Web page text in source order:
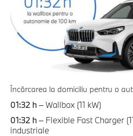
Încărcarea la domiciliu pentru o
01:32 h– Wallbox (11 kW)
01:32 h– Flexible Fast Charger
industriale